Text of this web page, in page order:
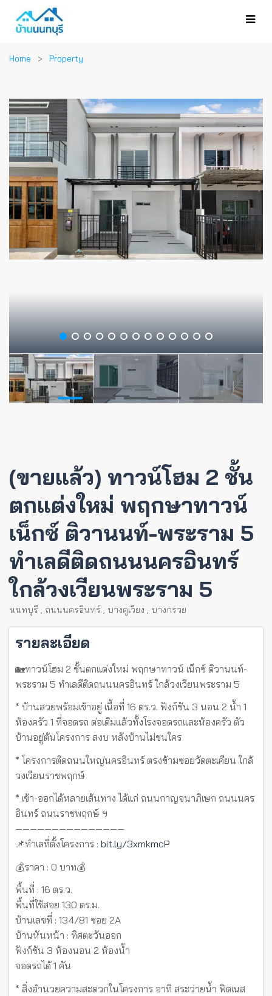
Home Property
(ขายแล้ว) ทาวน์โฮม 2 ชั้น
ตกแต่งใหม่ พฤกษาทาวน์
เน็กซ์ ติวานนท์-พระราม 5
ทำเลดีติดถนนนครอินทร์
ใกล้วงเวียนพระราม 5
นนทบุรี , ถนนนครอินทร์ , บางคูเวียง , บางกรวย
รายละเอียด
🏡ทาวน์โฮม 2 ชั้นตกแต่งใหม่ พฤกษาทาวน์ เน็กซ์ ติวานนท์-
พระราม 5 ทำเลดีติดถนนนครอินทร์ ใกล้วงเวียนพระราม 5
* บ้านสวยพร้อมเข้าอยู่ เนื้อที่ 16 ตร.ว. ฟังก์ชัน 3 นอน 2 น้ำ 1
ห้องครัว 1 ที่จอดรถ ต่อเติมแล้วทั้งโรงจอดรถและห้องครัว ตัว
บ้านอยู่ต้นโครงการ สงบ หลังบ้านไม่ชนใคร
* โครงการติดถนนใหญ่นครอินทร์ ตรงข้ามซอยวัดตะเคียน ใกล้
วงเวียนราชพฤกษ์
* เข้า-ออกได้หลายเส้นทาง ได้แก่ ถนนกาญจนาภิเษก ถนนนคร
อินทร์ ถนนราชพฤกษ์ ฯ
———————————————
📌ทำเลที่ตั้งโครงการ : bit.ly/3xmkmcP
💰ราคา : 0 บาท💰
พื้นที่ : 16 ตร.ว.
พื้นที่ใช้สอย 130 ตร.ม.
บ้านเลขที่ : 134/81 ซอย 2A
บ้านหันหน้า : ทิศตะวันออก
ฟังก์ชัน 3 ห้องนอน 2 ห้องน้ำ
จอดรถได้ 1 คัน
* สิ่งอำนวยความสะดวกในโครงการ อาทิ สระว่ายน้ำ ฟิตเนส